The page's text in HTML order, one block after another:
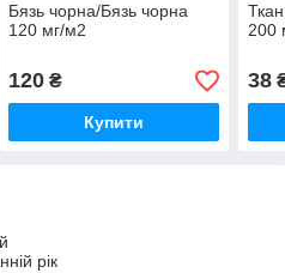
Бязь чорна/Бязь чорна
120 мг/м2
120₴
Купити
200
38
рік